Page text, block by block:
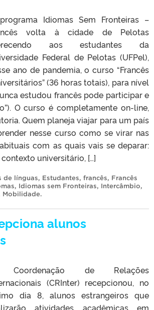
Idiomas Sem Fronteiras –
volta à cidade de Pelotas
aos estudantes da
Federal de Pelotas (UFPel),
ano de pandemia, o curso “Francês
(36 horas totais), para nível
estudou francês pode participar e
O curso é completamente on-line,
Quem planeja viajar para um país
nesse curso como se virar nas
com as quais vais se deparar:
universitário, […]
de línguas, Estudantes, francês, Francês
, Idiomas sem Fronteiras, Intercâmbio,
Mobilidade.
alunos
de Relações
(CRInter) recepcionou, no
dia 8, alunos estrangeiros que
atividades acadêmicas em